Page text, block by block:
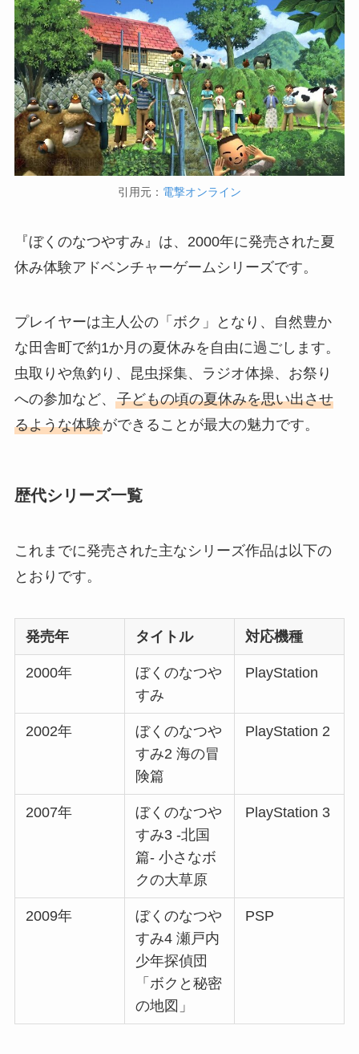
引用元： 電撃オンライン
『ぼくのなつやすみ』は、2000年に発売された夏
休み体験アドベンチャーゲームシリーズです。
プレイヤーは主人公の「ボク」となり、自然豊か
な田舎町で約1か月の夏休みを自由に過ごします。
虫取りや魚釣り、昆虫採集、ラジオ体操、お祭り
への参加など、 子どもの頃の夏休みを思い出させ
るような体験ができることが最大の魅力です。
歴代シリーズ一覧
これまでに発売された主なシリーズ作品は以下の
とおりです。
発売年 タイトル 対応機種
2000年
ぼくのなつや
すみ
PlayStation
2002年
ぼくのなつや
すみ2 海の冒
険篇
PlayStation 2
2007年
ぼくのなつや
すみ3 -北国
篇- 小さなボ
クの大草原
PlayStation 3
2009年
ぼくのなつや
すみ4 瀬戸内
少年探偵団
「ボクと秘密
の地図」
PSP